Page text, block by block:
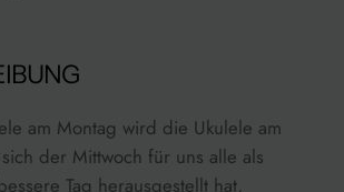
am Montag wird die Ukulele am
der Mittwoch für uns alle als
Tag herausgestellt hat,